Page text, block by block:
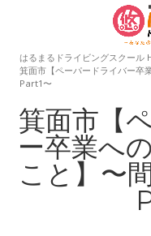
はるまるドライビングスクール
箕面市【ペーパードライバー卒
Part1〜
箕面市【
ー卒業へ
こと】〜